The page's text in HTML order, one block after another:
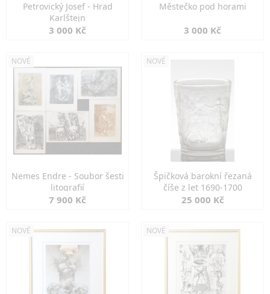
Petrovický Josef - Hrad
Karlštejn
3 000 Kč
Městečko pod horami
3 000 Kč
NOVÉ
Nemes Endre - Soubor šesti
litografií
7 900 Kč
NOVÉ
Špičková barokní řezaná
číše z let 1690-1700
25 000 Kč
NOVÉ NOVÉ